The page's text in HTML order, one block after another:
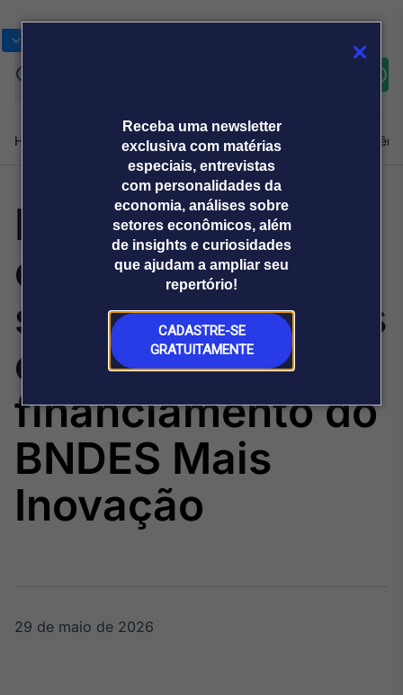
Receba uma newsletter
exclusiva com matérias
especiais, entrevistas
com personalidades da
economia, análises sobre
setores econômicos, além
de insights e curiosidades
que ajudam a ampliar seu
repertório!
CADASTRE-SE
GRATUITAMENTE
Home Produtos e soluçõesNotíciasBlogWeekend
Plataformas
Broadcast
Broadcast+
O mercado
financeiro em
tempo real
Broadcast
Agro
Tudo sobre o
agronegócio
Sobre nós Releases Broadcast
Prêmio Broadcast
Analistas
Prêmio Broadcast
Empresas
Agências de
comunicação
Releases
BNDES amplia
orçamento,
setores atendidos
e condições de
financiamento do
BNDES Mais
Inovação
29 de maio de 2026